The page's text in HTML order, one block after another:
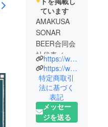
ています
AMAKUSA
SONAR
BEER合同会
社代表／荒
木 信也
初めて飲ん
だベルギー
ビールのお
いしさに魅
https://www.instagram.com/amakusasonarbeer/
https://www.facebook.com/craftbeer.sonar/?ref=bookmarks
特定商取引
法に基づく
表記
メッセー
ジを送る